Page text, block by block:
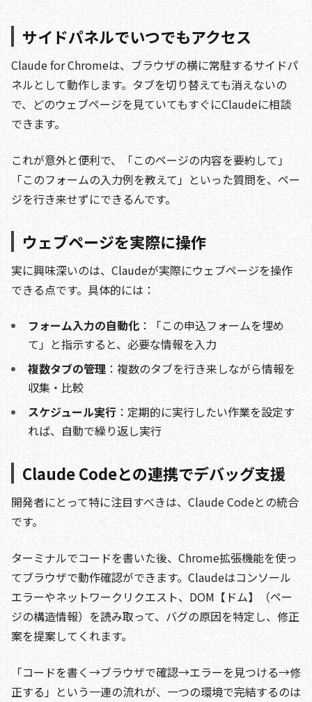
サイドパネルでいつでもアクセス
Claude for Chromeは、ブラウザの横に常駐するサイドパ
ネルとして動作します。タブを切り替えても消えないの
で、どのウェブページを見ていてもすぐにClaudeに相談
できます。
これが意外と便利で、「このページの内容を要約して」
「このフォームの入力例を教えて」といった質問を、ペー
ジを行き来せずにできるんです。
ウェブページを実際に操作
実に興味深いのは、Claudeが実際にウェブページを操作
できる点です。具体的には：
フォーム入力の自動化 ：「この申込フォームを埋め
て」と指示すると、必要な情報を入力
複数タブの管理 ：複数のタブを行き来しながら情報を
収集・比較
スケジュール実行 ：定期的に実行したい作業を設定す
れば、自動で繰り返し実行
Claude Codeとの連携でデバッグ支援
開発者にとって特に注目すべきは、Claude Codeとの統合
です。
ターミナルでコードを書いた後、Chrome拡張機能を使っ
てブラウザで動作確認ができます。Claudeはコンソール
エラーやネットワークリクエスト、DOM【ドム】（ペー
ジの構造情報）を読み取って、バグの原因を特定し、修正
案を提案してくれます。
「コードを書く→ブラウザで確認→エラーを見つける→修
正する」という一連の流れが、一つの環境で完結するのは